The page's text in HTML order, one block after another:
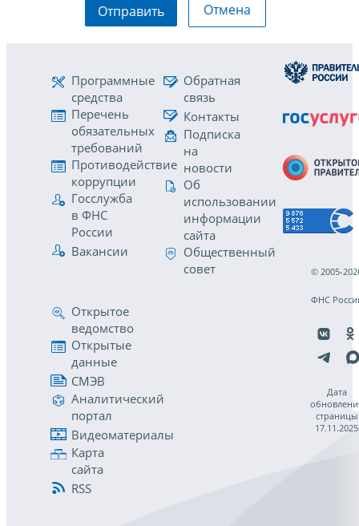
Отправить Отмена
Программные
средства
Перечень
обязательных
требований
Противодействие
коррупции
Госслужба
в ФНС
России
Вакансии
Обратная
связь
Контакты
Подписка
на
новости
Об
использовании
информации
сайта
Общественный
совет
Открытое
ведомство
Открытые
данные
СМЭВ
Аналитический
портал
Видеоматериалы
Карта
сайта
RSS
© 2005-
ФНС
Дата
страницы
17.11.2025